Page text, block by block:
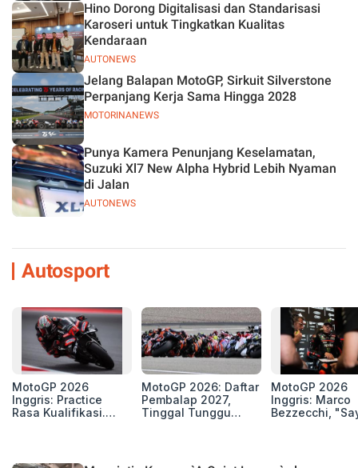
AUTONEWS
Hino Dorong Digitalisasi dan Standarisasi
Karoseri untuk Tingkatkan Kualitas
Kendaraan
MOTORINANEWS
Jelang Balapan MotoGP, Sirkuit Silverstone
Perpanjang Kerja Sama Hingga 2028
AUTONEWS
Punya Kamera Penunjang Keselamatan,
Suzuki Xl7 New Alpha Hybrid Lebih Nyaman
di Jalan
Autosport
MotoGP 2026
Inggris: Practice
Rasa Kualifikasi.
Silverstone!
MotoGP 2026: Daftar
Pembalap 2027,
Tinggal Tunggu
MotoGP 2026
Inggris: Marco
Bezzecchi,